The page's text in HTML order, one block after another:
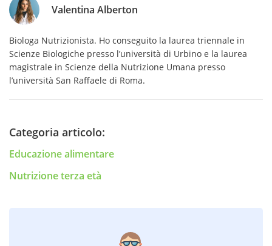
Valentina Alberton
Biologa Nutrizionista. Ho conseguito la laurea triennale in
Scienze Biologiche presso l’università di Urbino e la laurea
magistrale in Scienze della Nutrizione Umana presso
l’università San Raffaele di Roma.
Categoria articolo:
Educazione alimentare
Nutrizione terza età